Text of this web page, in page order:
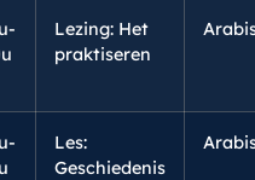
Lezing: Het
praktiseren
Les:
Geschiedenis